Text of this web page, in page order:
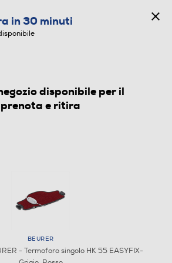
in 30 minuti
disponibile per il
prenota e ritira
BEURER
- Termoforo singolo HK 55 EASYFIX-